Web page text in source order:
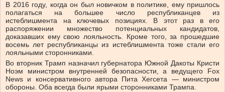
В 2016 году, когда он был новичком в политике, ему пришлось
полагаться на большее число республиканцев из
истеблишмента на ключевых позициях. В этот раз в его
распоряжении множество потенциальных кандидатов,
доказавших ему свою лояльность. Кроме того, за прошедшие
восемь лет республиканцы из истеблишмента тоже стали его
лояльными сторонниками.
Во вторник Трамп назначил губернатора Южной Дакоты Кристи
Ноэм министром внутренней безопасности, а ведущего Fox
News и консервативного автора Пита Хегсета — министром
обороны. Оба всегда были ярыми сторонниками Трампа.